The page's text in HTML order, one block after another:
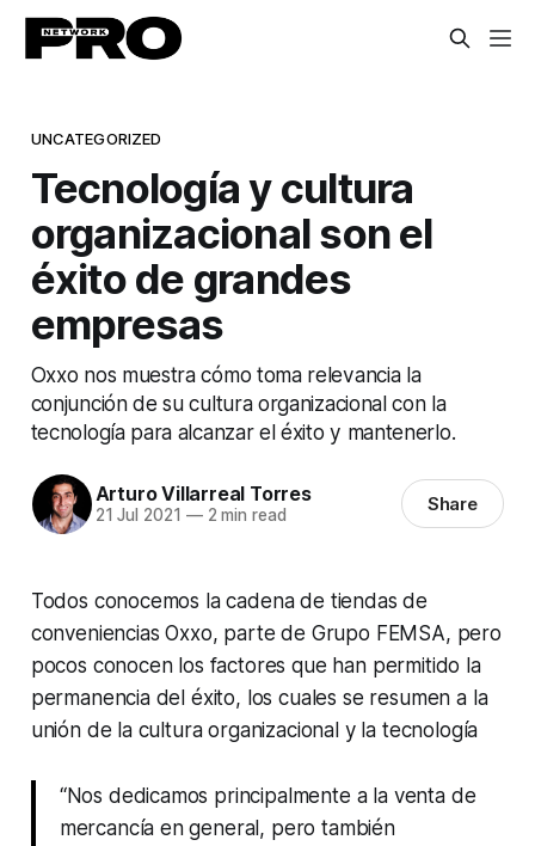
UNCATEGORIZED
Tecnología y cultura
organizacional son el
éxito de grandes
empresas
Oxxo nos muestra cómo toma relevancia la
conjunción de su cultura organizacional con la
tecnología para alcanzar el éxito y mantenerlo.
Arturo Villarreal Torres
21 Jul 2021 —2 min read Share
Todos conocemos la cadena de tiendas de
conveniencias Oxxo, parte de Grupo FEMSA, pero
pocos conocen los factores que han permitido la
permanencia del éxito, los cuales se resumen a la
unión de la cultura organizacional y la tecnología
“Nos dedicamos principalmente a la venta de
mercancía en general, pero también